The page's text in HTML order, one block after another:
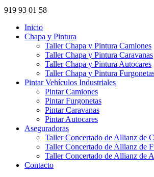
919 93 01 58
Inicio
Chapa y Pintura
Taller Chapa y Pintura Camiones
Taller Chapa y Pintura Caravanas
Taller Chapa y Pintura Autocares
Taller Chapa y Pintura
Pintar Vehículos Industriales
Pintar Camiones
Pintar Furgonetas
Pintar Caravanas
Pintar Autocares
Aseguradoras
Taller Concertado de Allianz de
Taller Concertado de Allianz de
Taller Concertado de Allianz de
Contacto